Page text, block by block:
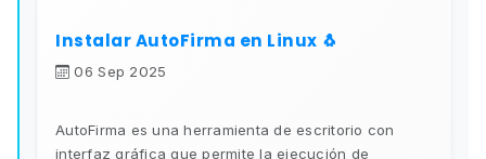
Instalar AutoFirma en Linux 🐧
06 Sep 2025
AutoFirma es una herramienta de escritorio con
interfaz gráfica que permite la ejecución de